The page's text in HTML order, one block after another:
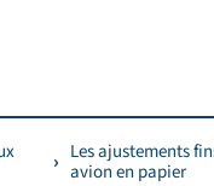
Les ajustements
avion en papier